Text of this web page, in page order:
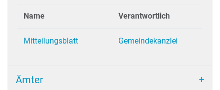
Name Verantwortlich
Mitteilungsblatt Gemeindekanzlei
Ämter